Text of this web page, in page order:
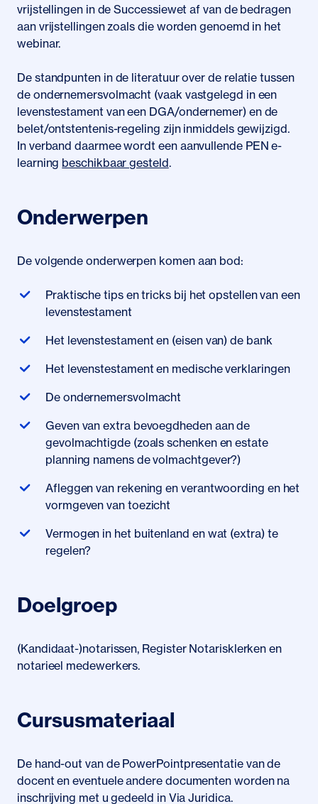
vrijstellingen in de Successiewet af van de bedragen
aan vrijstellingen zoals die worden genoemd in het
webinar.
De standpunten in de literatuur over de relatie tussen
de ondernemersvolmacht (vaak vastgelegd in een
levenstestament van een DGA/ondernemer) en de
belet/ontstentenis-regeling zijn inmiddels gewijzigd.
In verband daarmee wordt een aanvullende PEN e-
learning beschikbaar gesteld.
Onderwerpen
De volgende onderwerpen komen aan bod:
Praktische tips en tricks bij het opstellen van een
levenstestament
Het levenstestament en (eisen van) de bank
​Het levenstestament en medische verklaringen
De ondernemersvolmacht
Geven van extra bevoegdheden aan de
gevolmachtigde (zoals schenken en estate
planning namens de volmachtgever?)
​Afleggen van rekening en verantwoording en het
vormgeven van toezicht
Vermogen in het buitenland en wat (extra) te
regelen?
Doelgroep
(Kandidaat-)notarissen, Register Notarisklerken en
notarieel medewerkers.
Cursusmateriaal
De hand-out van de PowerPointpresentatie van de
docent en eventuele andere documenten worden na
inschrijving met u gedeeld in Via Juridica.